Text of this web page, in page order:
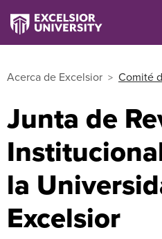
Acerca de Excelsior Comité
Junta de
la
Excelsior